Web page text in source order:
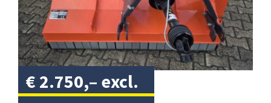
€ 2.750,– excl.